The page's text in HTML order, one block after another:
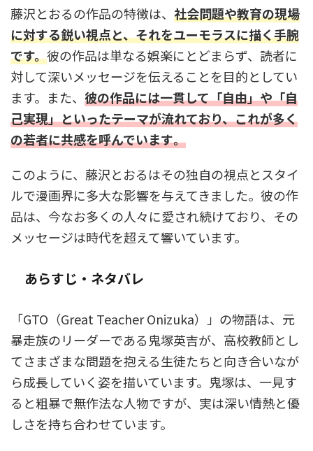
藤沢とおるの作品の特徴は、 社会問題や教育の現場
に対する鋭い視点と、それをユーモラスに描く手腕
です。彼の作品は単なる娯楽にとどまらず、読者に
対して深いメッセージを伝えることを目的としてい
ます。また、 彼の作品には一貫して「自由」や「自
己実現」といったテーマが流れており、これが多く
の若者に共感を呼んでいます​。
このように、藤沢とおるはその独自の視点とスタイ
ルで漫画界に多大な影響を与えてきました。彼の作
品は、今なお多くの人々に愛され続けており、その
メッセージは時代を超えて響いています。
あらすじ・ネタバレ
「GTO（Great Teacher Onizuka）」の物語は、元
暴走族のリーダーである鬼塚英吉が、高校教師とし
てさまざまな問題を抱える生徒たちと向き合いなが
ら成長していく姿を描いています。鬼塚は、一見す
ると粗暴で無作法な人物ですが、実は深い情熱と優
しさを持ち合わせています。